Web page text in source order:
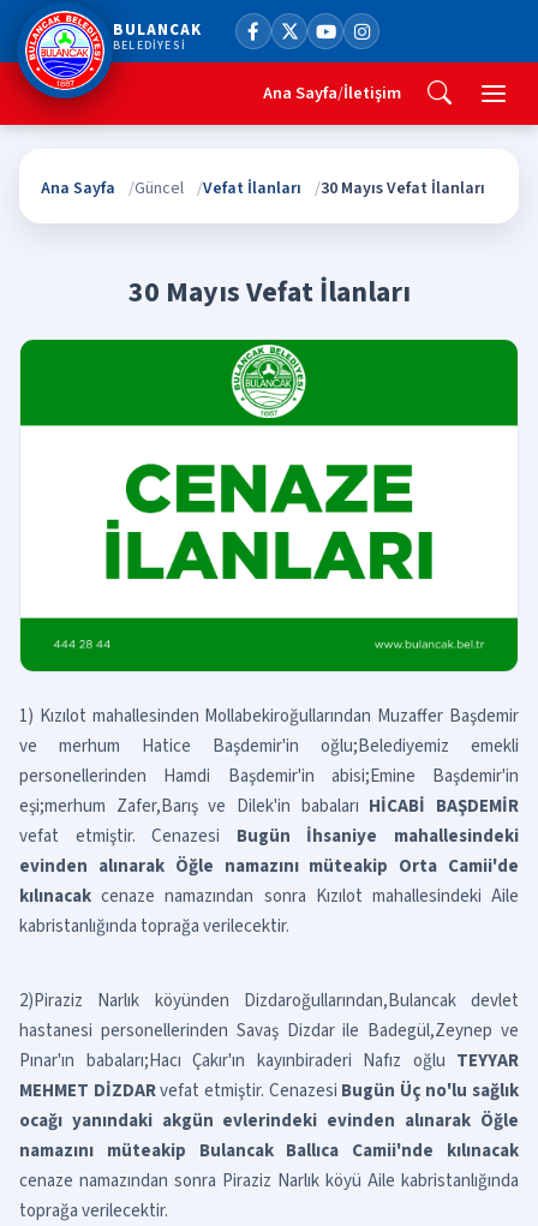
BULANCAK
BELEDİYESİ
Ana Sayfa/İletişim
Ana Sayfa Güncel Vefat İlanları 30 Mayıs Vefat İlanları
30 Mayıs Vefat İlanları
1) Kızılot mahallesinden Mollabekiroğullarından Muzaffer Başdemir
ve merhum Hatice Başdemir'in oğlu;Belediyemiz emekli
personellerinden Hamdi Başdemir'in abisi;Emine Başdemir'in
eşi;merhum Zafer,Barış ve Dilek'in babaları HİCABİ BAŞDEMİR
vefat etmiştir. Cenazesi Bugün İhsaniye mahallesindeki
evinden alınarak Öğle namazını müteakip Orta Camii'de
kılınacak cenaze namazından sonra Kızılot mahallesindeki Aile
kabristanlığında toprağa verilecektir.
2)Piraziz Narlık köyünden Dizdaroğullarından,Bulancak devlet
hastanesi personellerinden Savaş Dizdar ile Badegül,Zeynep ve
Pınar'ın babaları;Hacı Çakır'ın kayınbiraderi Nafız oğlu TEYYAR
MEHMET DİZDARvefat etmiştir. Cenazesi Bugün Üç no'lu sağlık
ocağı yanındaki akgün evlerindeki evinden alınarak Öğle
namazını müteakip Bulancak Ballıca Camii'nde kılınacak
cenaze namazından sonra Piraziz Narlık köyü Aile kabristanlığında
toprağa verilecektir.